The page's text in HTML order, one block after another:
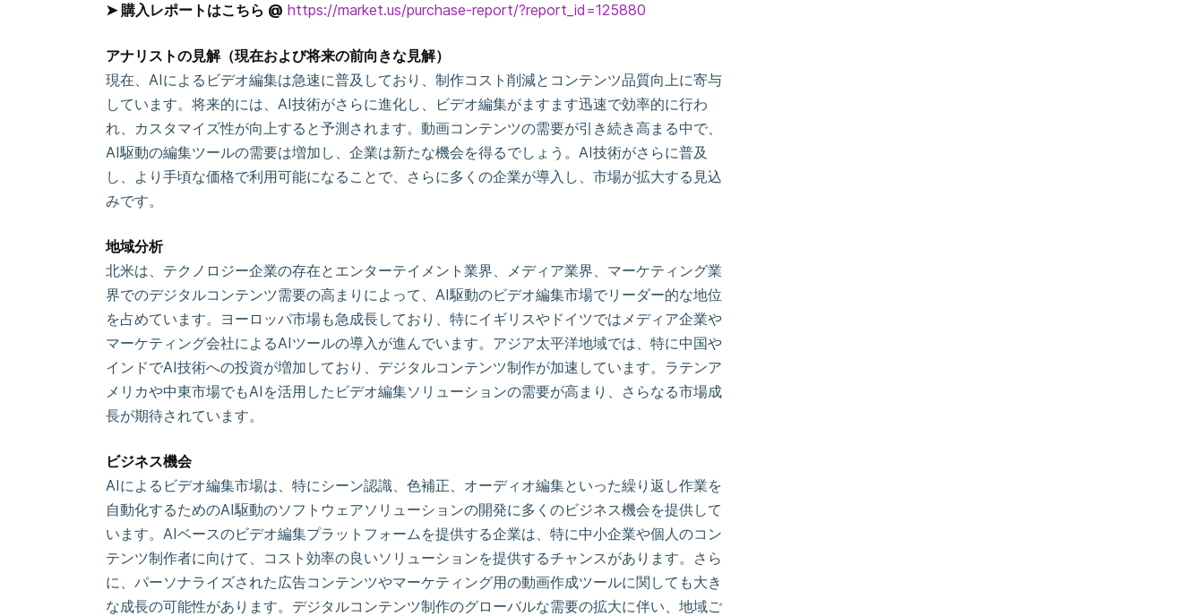
➤ 購入レポートはこちら @ https://market.us/purchase-report/?report_id=125880
アナリストの見解（現在および将来の前向きな見解）
現在、AIによるビデオ編集は急速に普及しており、制作コスト削減とコンテンツ品質向上に寄与
しています。将来的には、AI技術がさらに進化し、ビデオ編集がますます迅速で効率的に行わ
れ、カスタマイズ性が向上すると予測されます。動画コンテンツの需要が引き続き高まる中で、
AI駆動の編集ツールの需要は増加し、企業は新たな機会を得るでしょう。AI技術がさらに普及
し、より手頃な価格で利用可能になることで、さらに多くの企業が導入し、市場が拡大する見込
みです。
地域分析
北米は、テクノロジー企業の存在とエンターテイメント業界、メディア業界、マーケティング業
界でのデジタルコンテンツ需要の高まりによって、AI駆動のビデオ編集市場でリーダー的な地位
を占めています。ヨーロッパ市場も急成長しており、特にイギリスやドイツではメディア企業や
マーケティング会社によるAIツールの導入が進んでいます。アジア太平洋地域では、特に中国や
インドでAI技術への投資が増加しており、デジタルコンテンツ制作が加速しています。ラテンア
メリカや中東市場でもAIを活用したビデオ編集ソリューションの需要が高まり、さらなる市場成
長が期待されています。
ビジネス機会
AIによるビデオ編集市場は、特にシーン認識、色補正、オーディオ編集といった繰り返し作業を
自動化するためのAI駆動のソフトウェアソリューションの開発に多くのビジネス機会を提供して
います。AIベースのビデオ編集プラットフォームを提供する企業は、特に中小企業や個人のコン
テンツ制作者に向けて、コスト効率の良いソリューションを提供するチャンスがあります。さら
に、パーソナライズされた広告コンテンツやマーケティング用の動画作成ツールに関しても大き
な成長の可能性があります。デジタルコンテンツ制作のグローバルな需要の拡大に伴い、地域ご